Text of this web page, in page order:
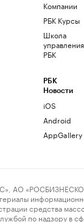
Компании
РБК Курсы
Школа
управления
РБК
РБК
Новости
iOS
Android
AppGallery
АО
средства
по надзору в